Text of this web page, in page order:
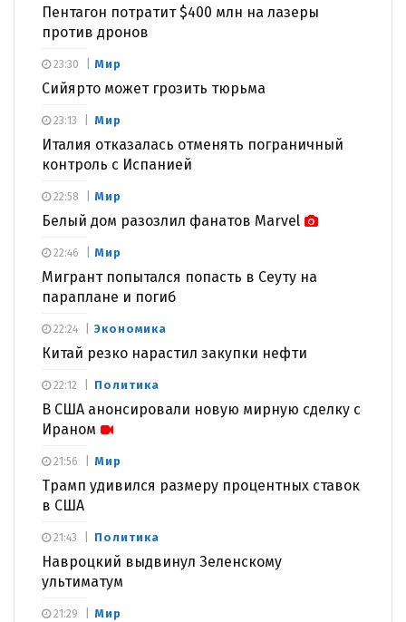
Пентагон потратит $400 млн на лазеры
против дронов
Мир
Сийярто может грозить тюрьма
23:30
Мир
Италия отказалась отменять пограничный
контроль с Испанией
23:13
Мир
Белый дом разозлил фанатов Marvel
22:58
Мир
Мигрант попытался попасть в Сеуту на
параплане и погиб
22:46
Экономика
Китай резко нарастил закупки нефти
22:24
Политика
В США анонсировали новую мирную сделку с
Ираном
22:12
Мир
Трамп удивился размеру процентных ставок
в США
21:56
Политика
Навроцкий выдвинул Зеленскому
ультиматум
21:43
Мир
21:29